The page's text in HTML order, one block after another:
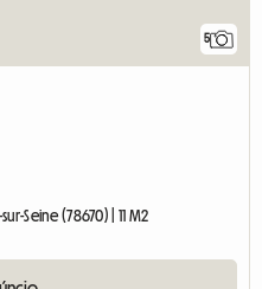
5
Seine (78670) | 11 M2